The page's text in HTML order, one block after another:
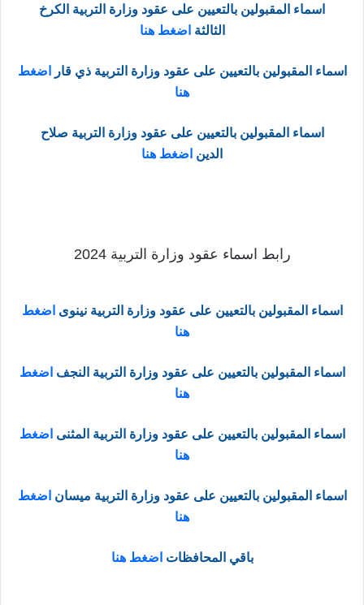
اسماء المقبولين بالتعيين على عقود وزارة التربية الكرخ
الثالثة اضغط هنا
اسماء المقبولين بالتعيين على عقود وزارة التربية ذي قار
اضغط
هنا
اسماء المقبولين بالتعيين على عقود وزارة التربية صلاح
الدين اضغط هنا
رابط اسماء عقود وزارة التربية 2024
اسماء المقبولين بالتعيين على عقود وزارة التربية نينوى اضغط
هنا
اسماء المقبولين بالتعيين على عقود وزارة التربية النجف اضغط
هنا
اسماء المقبولين بالتعيين على عقود وزارة التربية المثنى اضغط
هنا
اسماء المقبولين بالتعيين على عقود وزارة التربية ميسان اضغط
هنا
باقي المحافظات اضغط هنا